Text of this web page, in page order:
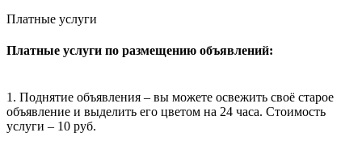
Платные услуги
Платные услуги по размещению объявлений:
1. Поднятие объявления – вы можете освежить своё старое
объявление и выделить его цветом на 24 часа. Стоимость
услуги – 10 руб.